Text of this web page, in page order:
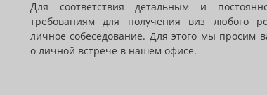
Для соответствия детальным и
требованиям для получения виз любого
личное собеседование. Для этого мы просим
о личной встрече в нашем офисе.